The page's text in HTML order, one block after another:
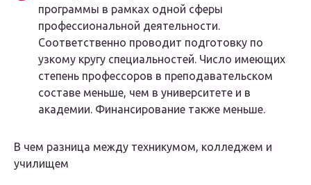
программы в рамках одной сферы
профессиональной деятельности.
Соответственно проводит подготовку по
узкому кругу специальностей. Число имеющих
степень профессоров в преподавательском
составе меньше, чем в университете и в
академии. Финансирование также меньше.
В чем разница между техникумом, колледжем и
училищем